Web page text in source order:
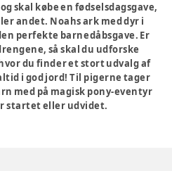
skal købe en fødselsdagsgave,
andet. Noahs ark med dyr i
perfekte barnedåbsgave. Er
så skal du udforske
du finder et stort udvalg af
i god jord! Til pigerne tager
med på magisk pony-eventyr
startet eller udvidet.